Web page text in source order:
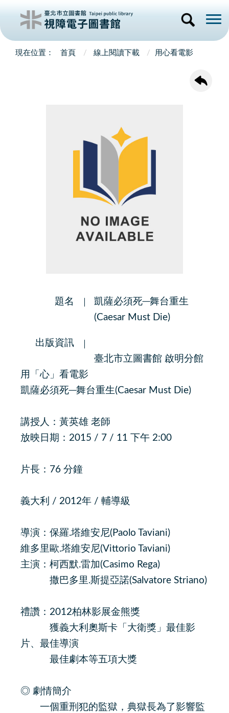
首頁 線上閱讀下載 用心看電影
題名
凱薩必須死─舞台重生
(Caesar Must Die)
出版資訊
臺北市立圖書館 啟明分館
用「心」看電影
凱薩必須死─舞台重生(Caesar Must Die)
講授人：黃英雄 老師
放映日期：2015 / 7 / 11 下午 2:00
片長：76 分鐘
義大利 / 2012年 / 輔導級
導演：保羅.塔維安尼(Paolo Taviani)
維多里歐.塔維安尼(Vittorio Taviani)
主演：柯西默.雷加(Casimo Rega)
撒巴多里.斯提亞諾(Salvatore Striano)
禮讚：2012柏林影展金熊獎
獲義大利奧斯卡「大衛獎」最佳影
片、最佳導演
最佳劇本等五項大獎
◎ 劇情簡介
一個重刑犯的監獄，典獄長為了影響監